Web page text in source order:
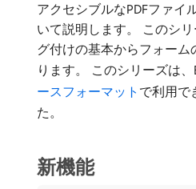
アクセシブルなPDFファイ
いて説明します。 このシリ
グ付けの基本からフォーム
ります。 このシリーズは、
ースフォーマット で利用で
た。
新機能